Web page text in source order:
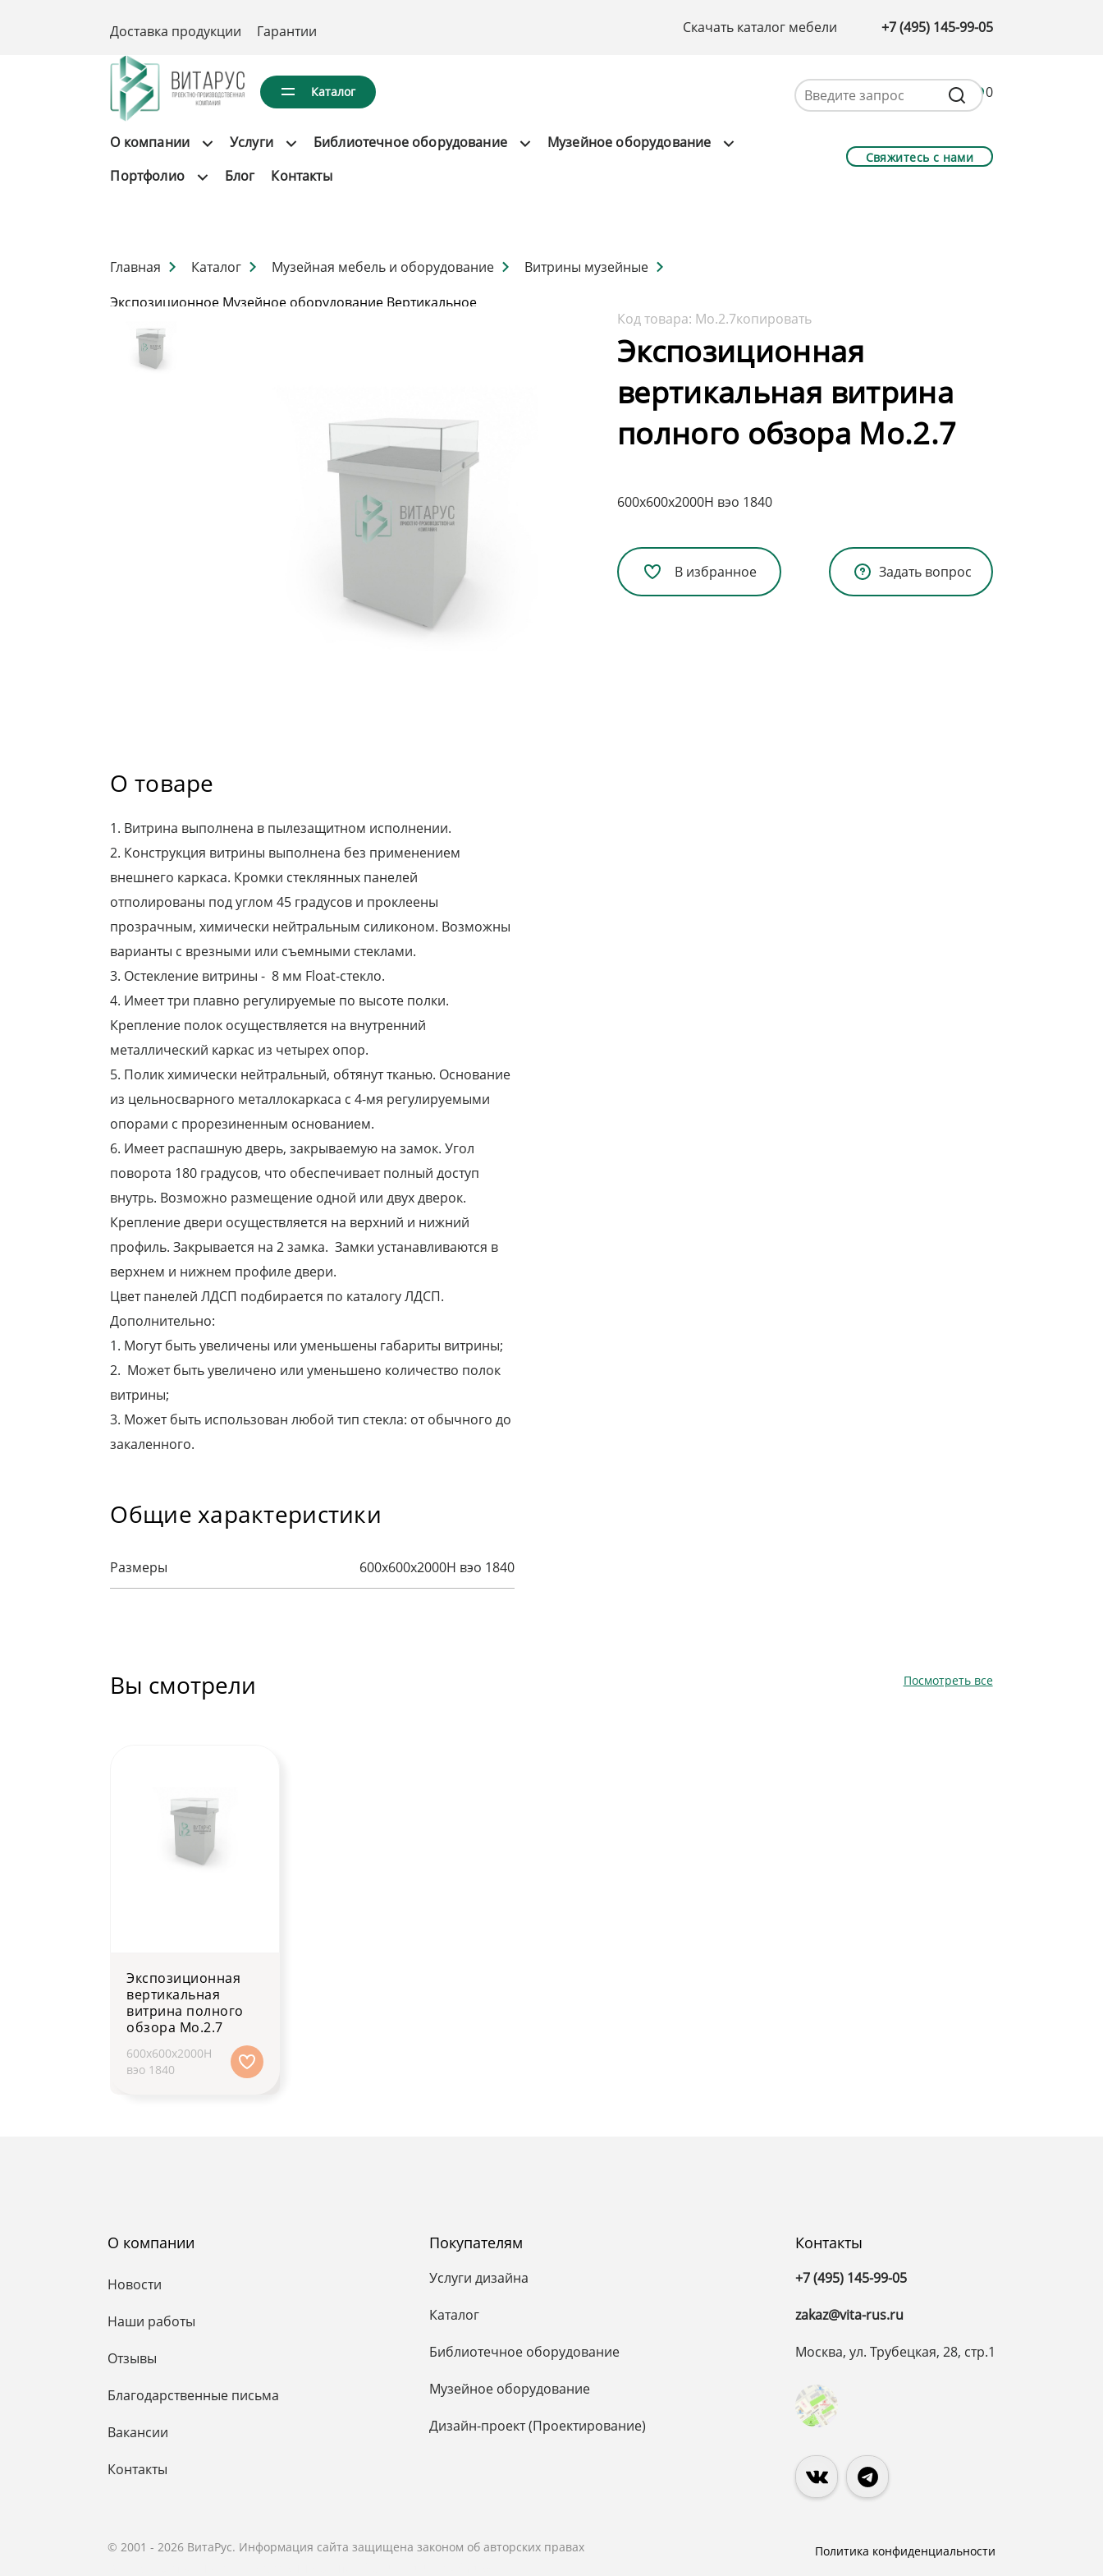
Доставка продукции Гарантии Скачать каталог мебели +7 (495) 145-99-05
Каталог 0
О компании Услуги Библиотечное оборудование
Музейное оборудование
Портфолио
Блог Контакты
Свяжитесь с нами
Главная Каталог Музейная мебель и оборудование
Витрины музейные
Экспозиционное Музейное оборудование Вертикальное
Код товара: Мо.2.7копировать
Экспозиционная
вертикальная витрина
полного обзора Мо.2.7
600х600х2000H вэо 1840
В избранное Задать вопрос
О товаре
1. Витрина выполнена в пылезащитном исполнении.
2. Конструкция витрины выполнена без применением
внешнего каркаса. Кромки стеклянных панелей
отполированы под углом 45 градусов и проклеены
прозрачным, химически нейтральным силиконом. Возможны
варианты с врезными или съемными стеклами.
3. Остекление витрины - 8 мм Float-стекло.
4. Имеет три плавно регулируемые по высоте полки.
Крепление полок осуществляется на внутренний
металлический каркас из четырех опор.
5. Полик химически нейтральный, обтянут тканью. Основание
из цельносварного металлокаркаса с 4-мя регулируемыми
опорами с прорезиненным основанием.
6. Имеет распашную дверь, закрываемую на замок. Угол
поворота 180 градусов, что обеспечивает полный доступ
внутрь. Возможно размещение одной или двух дверок.
Крепление двери осуществляется на верхний и нижний
профиль. Закрывается на 2 замка. Замки устанавливаются в
верхнем и нижнем профиле двери.
Цвет панелей ЛДСП подбирается по каталогу ЛДСП.
Дополнительно:
1. Могут быть увеличены или уменьшены габариты витрины;
2. Может быть увеличено или уменьшено количество полок
витрины;
3. Может быть использован любой тип стекла: от обычного до
закаленного.
Общие характеристики
Размеры 600х600х2000H вэо 1840
Вы смотрели Посмотреть все
Экспозиционная
вертикальная
витрина полного
обзора Мо.2.7
600х600х2000H
вэо 1840
О компании
Новости
Наши работы
Отзывы
Благодарственные письма
Вакансии
Контакты
Покупателям
Услуги дизайна
Каталог
Библиотечное оборудование
Музейное оборудование
Дизайн-проект (Проектирование)
Контакты
+7 (495) 145-99-05
zakaz@vita-rus.ru
Москва, ул. Трубецкая, 28, стр.1
© 2001 - 2026 ВитаРус. Информация сайта защищена законом об авторских правах Политика конфиденциальности